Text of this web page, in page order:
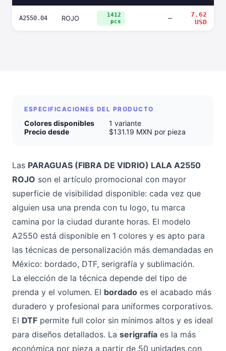
A2550.04 ROJO
1412
pcs
—
7.62
USD
ESPECIFICACIONES DEL PRODUCTO
Colores disponibles
1 variante
Precio desde
$131.19 MXN por pieza
Las PARAGUAS (FIBRA DE VIDRIO) LALA A2550
ROJO son el artículo promocional con mayor
superficie de visibilidad disponible: cada vez que
alguien usa una prenda con tu logo, tu marca
camina por la ciudad durante horas. El modelo
A2550 está disponible en 1 colores y es apto para
las técnicas de personalización más demandadas en
México: bordado, DTF, serigrafía y sublimación.
La elección de la técnica depende del tipo de
prenda y el volumen. El bordado es el acabado más
duradero y profesional para uniformes corporativos.
El DTF permite full color sin mínimos altos y es ideal
para diseños detallados. La serigrafía es la más
económica por pieza a partir de 50 unidades con